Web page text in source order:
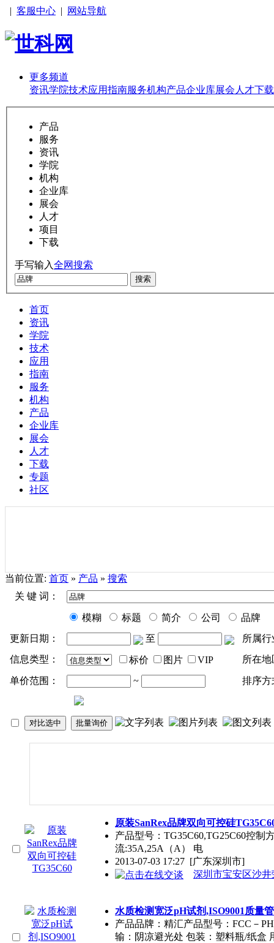
| 客服中心 | 网站导航
更多频道
资讯学院技术应用指南服务机构产品企业库展会 人才下载
产品
服务
资讯
学院
机构
企业库
展会
人才
项目
下载
手写输入全网搜索
搜索
首页
资讯
学院
技术
应用
指南
服务
机构
产品
企业库
展会
人才
下载
专题
社区
当前位置: 首页 » 产品 » 搜索
关 键 词：
模糊 标题 简介 公司
品牌
更新日期：
至
所属行
信息类型：
标价 图片 VIP 所在地
单价范围： ~ 排序方
原装SanRex品牌双向可控硅
产品型号：TG35C60,TG25C60控制
流:35A,25A（A） 电
2013-07-03 17:27 [广东深圳市]
深圳市宝安区沙
水质检测宽泛pH试剂,ISO9001质量
产品品牌 ：精汇产品型号：FCC－
输：阴凉避光处 包装：塑料瓶/纸盒